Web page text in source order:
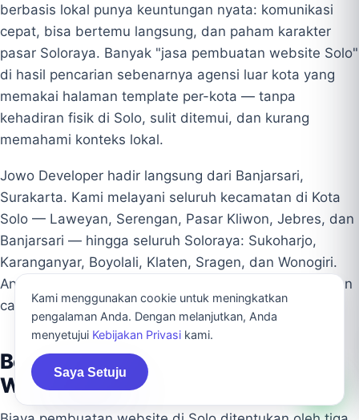
berbasis lokal punya keuntungan nyata: komunikasi
cepat, bisa bertemu langsung, dan paham karakter
pasar Soloraya. Banyak "jasa pembuatan website Solo"
di hasil pencarian sebenarnya agensi luar kota yang
memakai halaman template per-kota — tanpa
kehadiran fisik di Solo, sulit ditemui, dan kurang
memahami konteks lokal.
Jowo Developer hadir langsung dari Banjarsari,
Surakarta. Kami melayani seluruh kecamatan di Kota
Solo — Laweyan, Serengan, Pasar Kliwon, Jebres, dan
Banjarsari — hingga seluruh Soloraya: Sukoharjo,
Karanganyar, Boyolali, Klaten, Sragen, dan Wonogiri.
Anda berkomunikasi langsung dengan tim lokal, bukan
call center atau perantara.
Berapa Biaya Jasa Pembuatan
Website di Solo?
Kami menggunakan cookie untuk meningkatkan
pengalaman Anda. Dengan melanjutkan, Anda
menyetujui Kebijakan Privasi kami.
Saya Setuju